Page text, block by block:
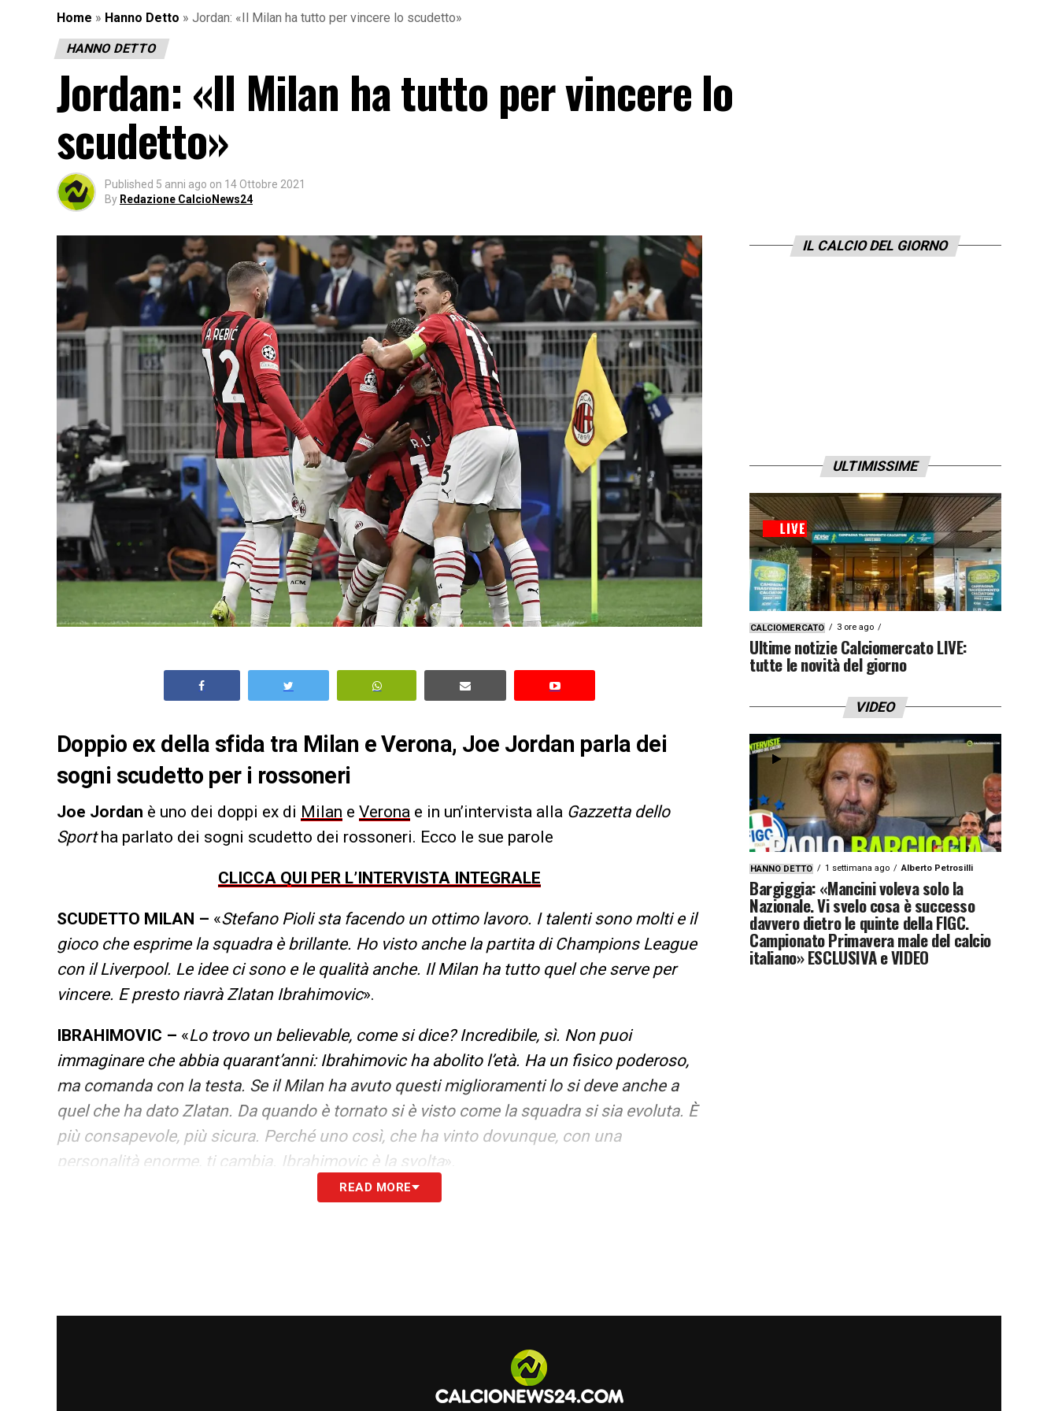
Home » Hanno Detto » Jordan: «Il Milan ha tutto per vincere lo scudetto»
HANNO DETTO
Jordan: «Il Milan ha tutto per vincere lo
scudetto»
Published 5 anni ago on 14 Ottobre 2021
By Redazione CalcioNews24
Doppio ex della sfida tra Milan e Verona, Joe Jordan parla dei
sogni scudetto per i rossoneri
Joe Jordan è uno dei doppi ex di Milan e Verona e in un’intervista alla Gazzetta dello
Sportha parlato dei sogni scudetto dei rossoneri. Ecco le sue parole
CLICCA QUI PER L’INTERVISTA INTEGRALE
SCUDETTO MILAN – «Stefano Pioli sta facendo un ottimo lavoro. I talenti sono molti e il
gioco che esprime la squadra è brillante. Ho visto anche la partita di Champions League
con il Liverpool. Le idee ci sono e le qualità anche. Il Milan ha tutto quel che serve per
vincere. E presto riavrà Zlatan Ibrahimovic».
IBRAHIMOVIC – «Lo trovo un believable, come si dice? Incredibile, sì. Non puoi
immaginare che abbia quarant’anni: Ibrahimovic ha abolito l’età. Ha un fisico poderoso,
ma comanda con la testa. Se il Milan ha avuto questi miglioramenti lo si deve anche a
quel che ha dato Zlatan. Da quando è tornato si è visto come la squadra si sia evoluta. È
più consapevole, più sicura. Perché uno così, che ha vinto dovunque, con una
personalità enorme, ti cambia. Ibrahimovic è la svolta».
READ MORE
IL CALCIO DEL GIORNO
ULTIMISSIME
CALCIOMERCATO 3 ore ago
Ultime notizie Calciomercato LIVE:
tutte le novità del giorno
VIDEO
HANNO DETTO 1 settimana ago Alberto Petrosilli
Bargiggia: «Mancini voleva solo la
Nazionale. Vi svelo cosa è successo
davvero dietro le quinte della FIGC.
Campionato Primavera male del calcio
italiano» ESCLUSIVA e VIDEO